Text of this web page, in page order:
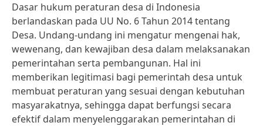
Dasar hukum peraturan desa di Indonesia
berlandaskan pada UU No. 6 Tahun 2014 tentang
Desa. Undang-undang ini mengatur mengenai hak,
wewenang, dan kewajiban desa dalam melaksanakan
pemerintahan serta pembangunan. Hal ini
memberikan legitimasi bagi pemerintah desa untuk
membuat peraturan yang sesuai dengan kebutuhan
masyarakatnya, sehingga dapat berfungsi secara
efektif dalam menyelenggarakan pemerintahan di